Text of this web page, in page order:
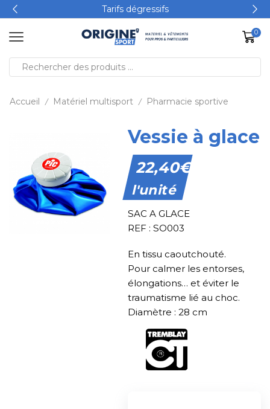
Tarifs dégressifs
0
Accueil / Matériel multisport / Pharmacie sportive
Vessie à glace
22,40€
l'unité
SAC A GLACE
REF : SO003
En tissu caoutchouté.
Pour calmer les entorses,
élongations… et éviter le
traumatisme lié au choc.
Diamètre : 28 cm